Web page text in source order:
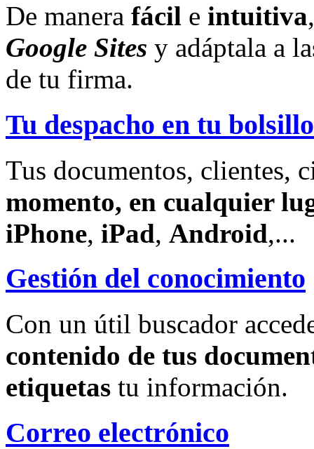
De manera fácil e intuitiva
Google Sites y adáptala a
de tu firma.
Tu despacho en tu bolsillo
Tus documentos, clientes,
momento, en cualquier
iPhone, iPad, Android,...
Gestión del conocimiento
Con un útil buscador
contenido de tus
etiquetas tu información.
Correo electrónico